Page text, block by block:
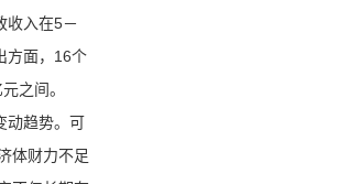
收入在5－
方面，16个
之间。
动趋势。可
体财力不足